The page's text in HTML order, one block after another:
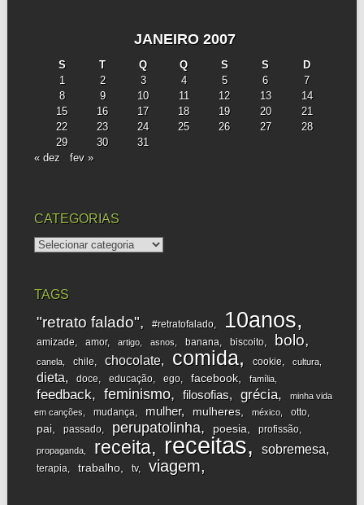
JANEIRO 2007
S T Q Q S S
D
1
2 3 4 5 6
7
8
9 10 11 12 13
14
15
16 17 18 19 20
21
22
23 24 25 26 27
28
29
30
31
« dez
fev »
CATEGORIAS
categorias
TAGS
"retrato falado" #retratofalado 10anos
amizade amor artigo asnos banana biscoito bolo
canela chile chocolate comida cookie cultura
dieta doce educação ego facebook família
feedback feminismo filosofias grécia
minha vida
em canções
mudança mulher mulheres méxico otto
pai passado perupatolinha poesia profissão
propaganda receita receitas sobremesa
terapia trabalho tv viagem